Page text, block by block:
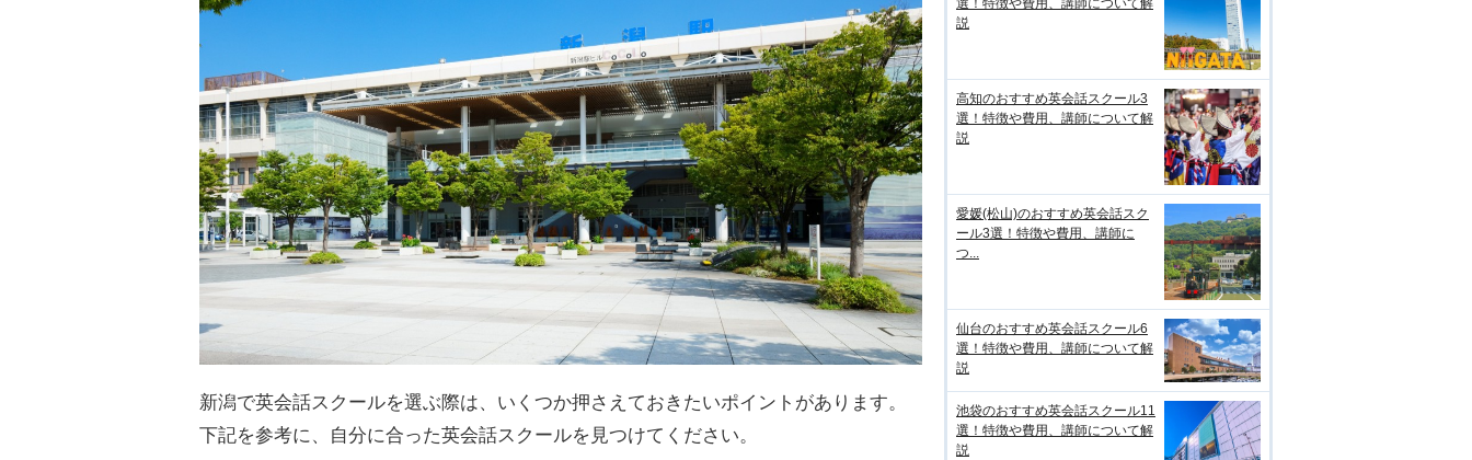
新潟で英会話スクールを選ぶ際は、いくつか押さえておきたいポイントがあります。
下記を参考に、自分に合った英会話スクールを見つけてください。
選！特徴や費用、講師について解
説
高知のおすすめ英会話スクール3
選！特徴や費用、講師について解
説
愛媛(松山)のおすすめ英会話スク
ール3選！特徴や費用、講師に
つ...
仙台のおすすめ英会話スクール6
選！特徴や費用、講師について解
説
池袋のおすすめ英会話スクール11
選！特徴や費用、講師について解
説